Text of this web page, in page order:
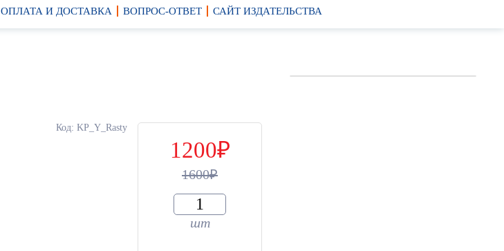
ОПЛАТА И ДОСТАВКА ВОПРОС-ОТВЕТ САЙТ ИЗДАТЕЛЬСТВА
Код: KP_Y_Rasty
1200
1600
шт